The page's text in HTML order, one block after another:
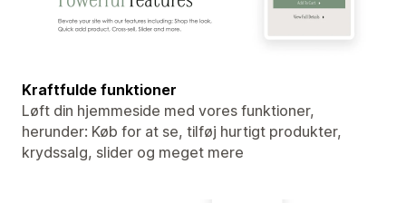
Kraftfulde funktioner
Løft din hjemmeside med vores funktioner,
herunder: Køb for at se, tilføj hurtigt produkter,
krydssalg, slider og meget mere